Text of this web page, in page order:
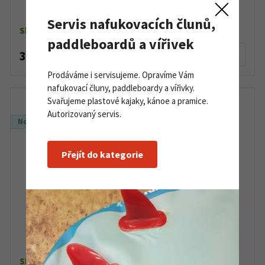
Skladem do 5 ks
395 Kč
Novinka
Lodní motor Tohatsu MFS 5D SS
Skladem do 5 ks
Servis nafukovacích člunů,
paddleboardů a vířivek
Prodáváme i servisujeme. Opravíme Vám
nafukovací čluny, paddleboardy a vířivky.
Svařujeme plastové kajaky, kánoe a pramice.
Autorizovaný servis.
Přejít do kategorie